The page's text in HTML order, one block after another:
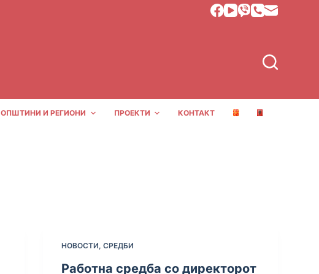
ОПШТИНИ И РЕГИОНИ ПРОЕКТИ КОНТАКТ
НОВОСТИ, СРЕДБИ
Работна средба со директорот